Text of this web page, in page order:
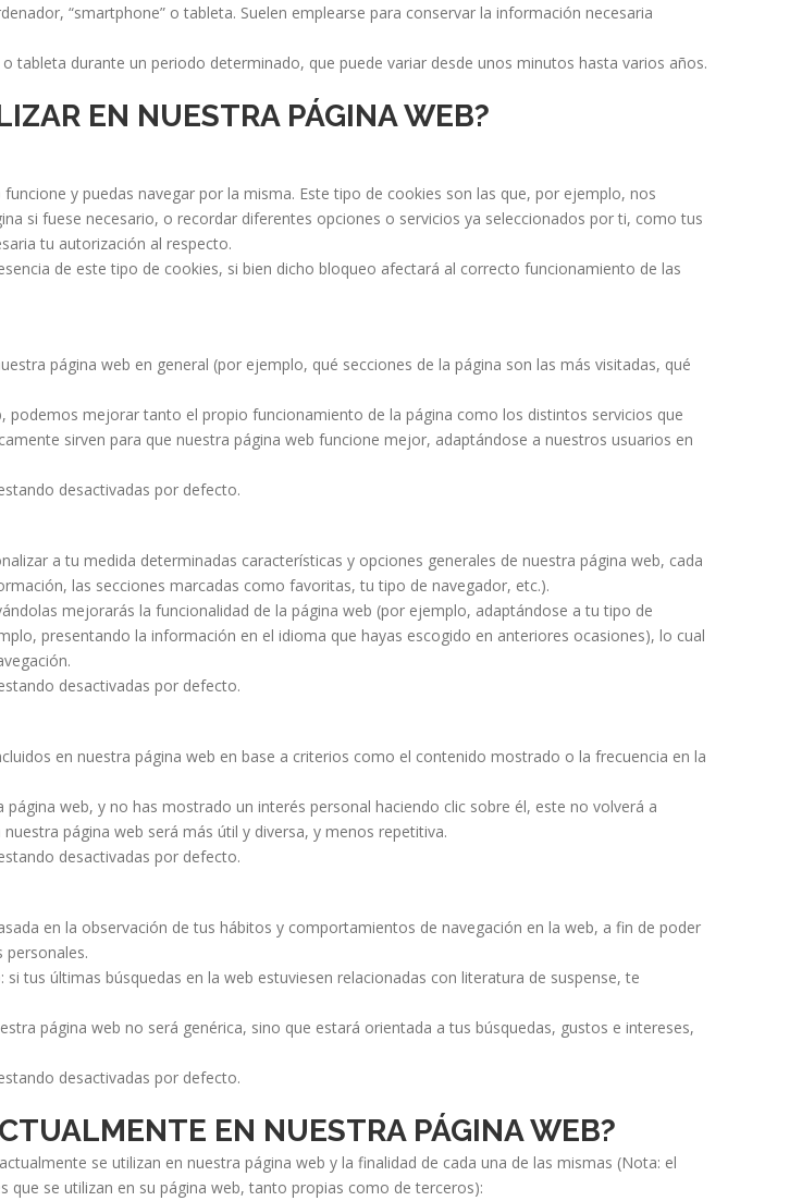
“smartphone” o tableta. Suelen emplearse para conservar la información necesaria
tableta durante un periodo determinado, que puede variar desde unos minutos hasta varios años.
EN NUESTRA PÁGINA WEB?
y puedas navegar por la misma. Este tipo de cookies son las que, por ejemplo, nos
si fuese necesario, o recordar diferentes opciones o servicios ya seleccionados por ti, como tus
tu autorización al respecto.
de este tipo de cookies, si bien dicho bloqueo afectará al correcto funcionamiento de las
página web en general (por ejemplo, qué secciones de la página son las más visitadas, qué
mejorar tanto el propio funcionamiento de la página como los distintos servicios que
sirven para que nuestra página web funcione mejor, adaptándose a nuestros usuarios en
desactivadas por defecto.
a tu medida determinadas características y opciones generales de nuestra página web, cada
las secciones marcadas como favoritas, tu tipo de navegador, etc.).
mejorarás la funcionalidad de la página web (por ejemplo, adaptándose a tu tipo de
presentando la información en el idioma que hayas escogido en anteriores ocasiones), lo cual
desactivadas por defecto.
en nuestra página web en base a criterios como el contenido mostrado o la frecuencia en la
web, y no has mostrado un interés personal haciendo clic sobre él, este no volverá a
página web será más útil y diversa, y menos repetitiva.
desactivadas por defecto.
en la observación de tus hábitos y comportamientos de navegación en la web, a fin de poder
tus últimas búsquedas en la web estuviesen relacionadas con literatura de suspense, te
página web no será genérica, sino que estará orientada a tus búsquedas, gustos e intereses,
desactivadas por defecto.
EN NUESTRA PÁGINA WEB?
se utilizan en nuestra página web y la finalidad de cada una de las mismas (Nota: el
se utilizan en su página web, tanto propias como de terceros):